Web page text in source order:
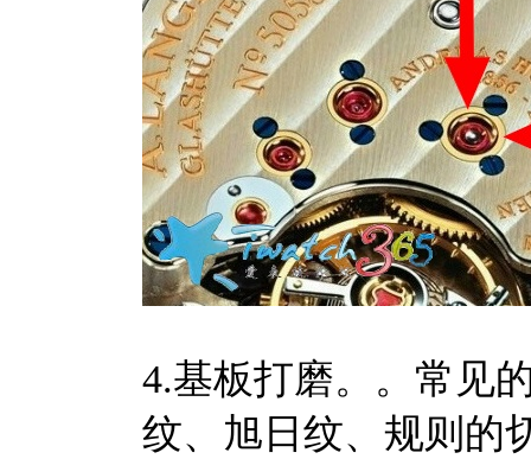
4.基板打磨。。常见
纹、旭日纹、规则的